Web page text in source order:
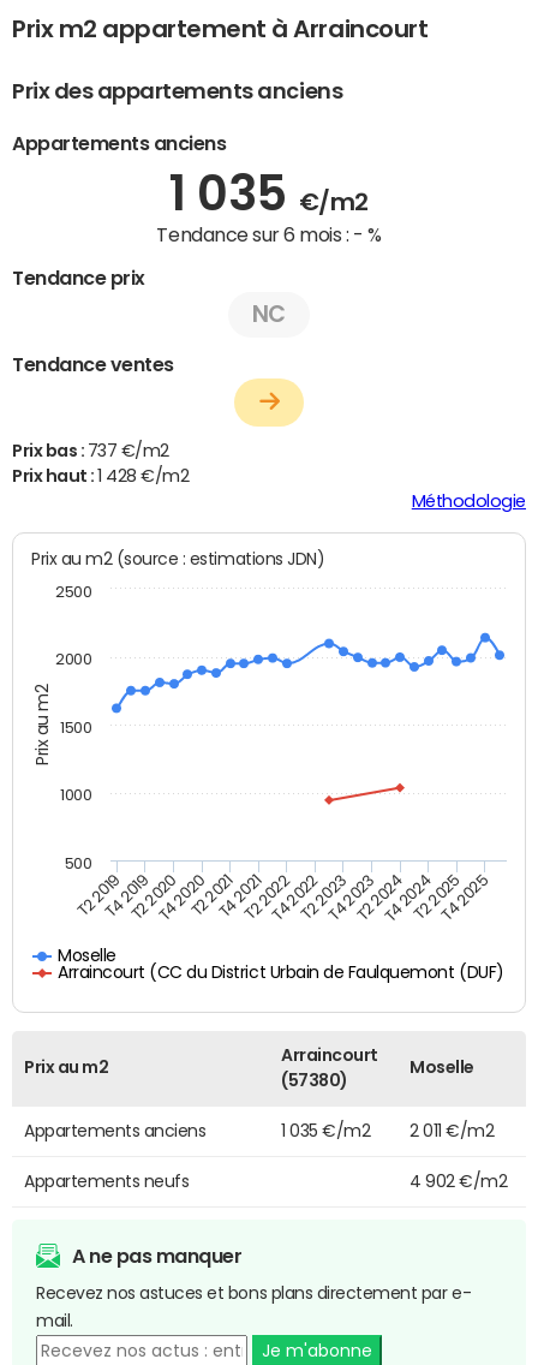
Prix m2 appartement à Arraincourt
Prix des appartements anciens
Appartements anciens
1 035 €/m2
Tendance sur 6 mois : - %
Tendance prix
NC
Tendance ventes
Prix bas : 737 €/m2
Prix haut :1 428 €/m2
Méthodologie
Prix au m2
Prix au m2 (source : estimations JDN)
Moselle
Arraincourt (CC du District Urbain de Faulquemont (DUF)
T2 2019T4 2019T2 2020T4 2020T2 2021T4 2021T2 2022T4 2022T2 2023T4 2023T2 2024T4 2024T2 2025T4 2025
1000
1500
2000
500
2500
Prix au m2
Arraincourt
(57380)
Moselle
Appartements anciens 1 035 €/m2 2 011 €/m2
Appartements neufs 4 902 €/m2
A ne pas manquer
Recevez nos astuces et bons plans directement par e-
mail.
Je m'abonne